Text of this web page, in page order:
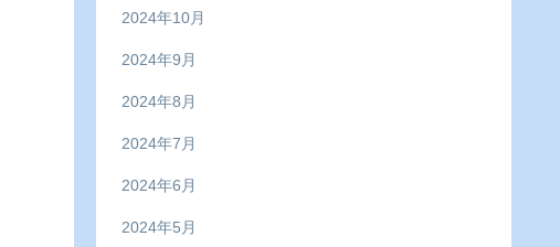
2024年10月
2024年9月
2024年8月
2024年7月
2024年6月
2024年5月